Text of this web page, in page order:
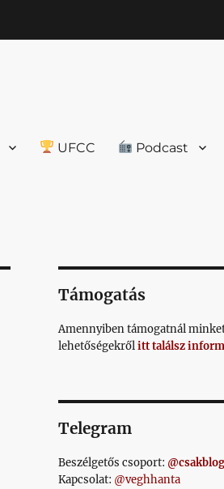
UFCC Podcast
Támogatás
Amennyiben támogatnál
lehetőségekrőlitt találsz
Telegram
Beszélgetős csoport: @csakblog
Kapcsolat: @veghhanta